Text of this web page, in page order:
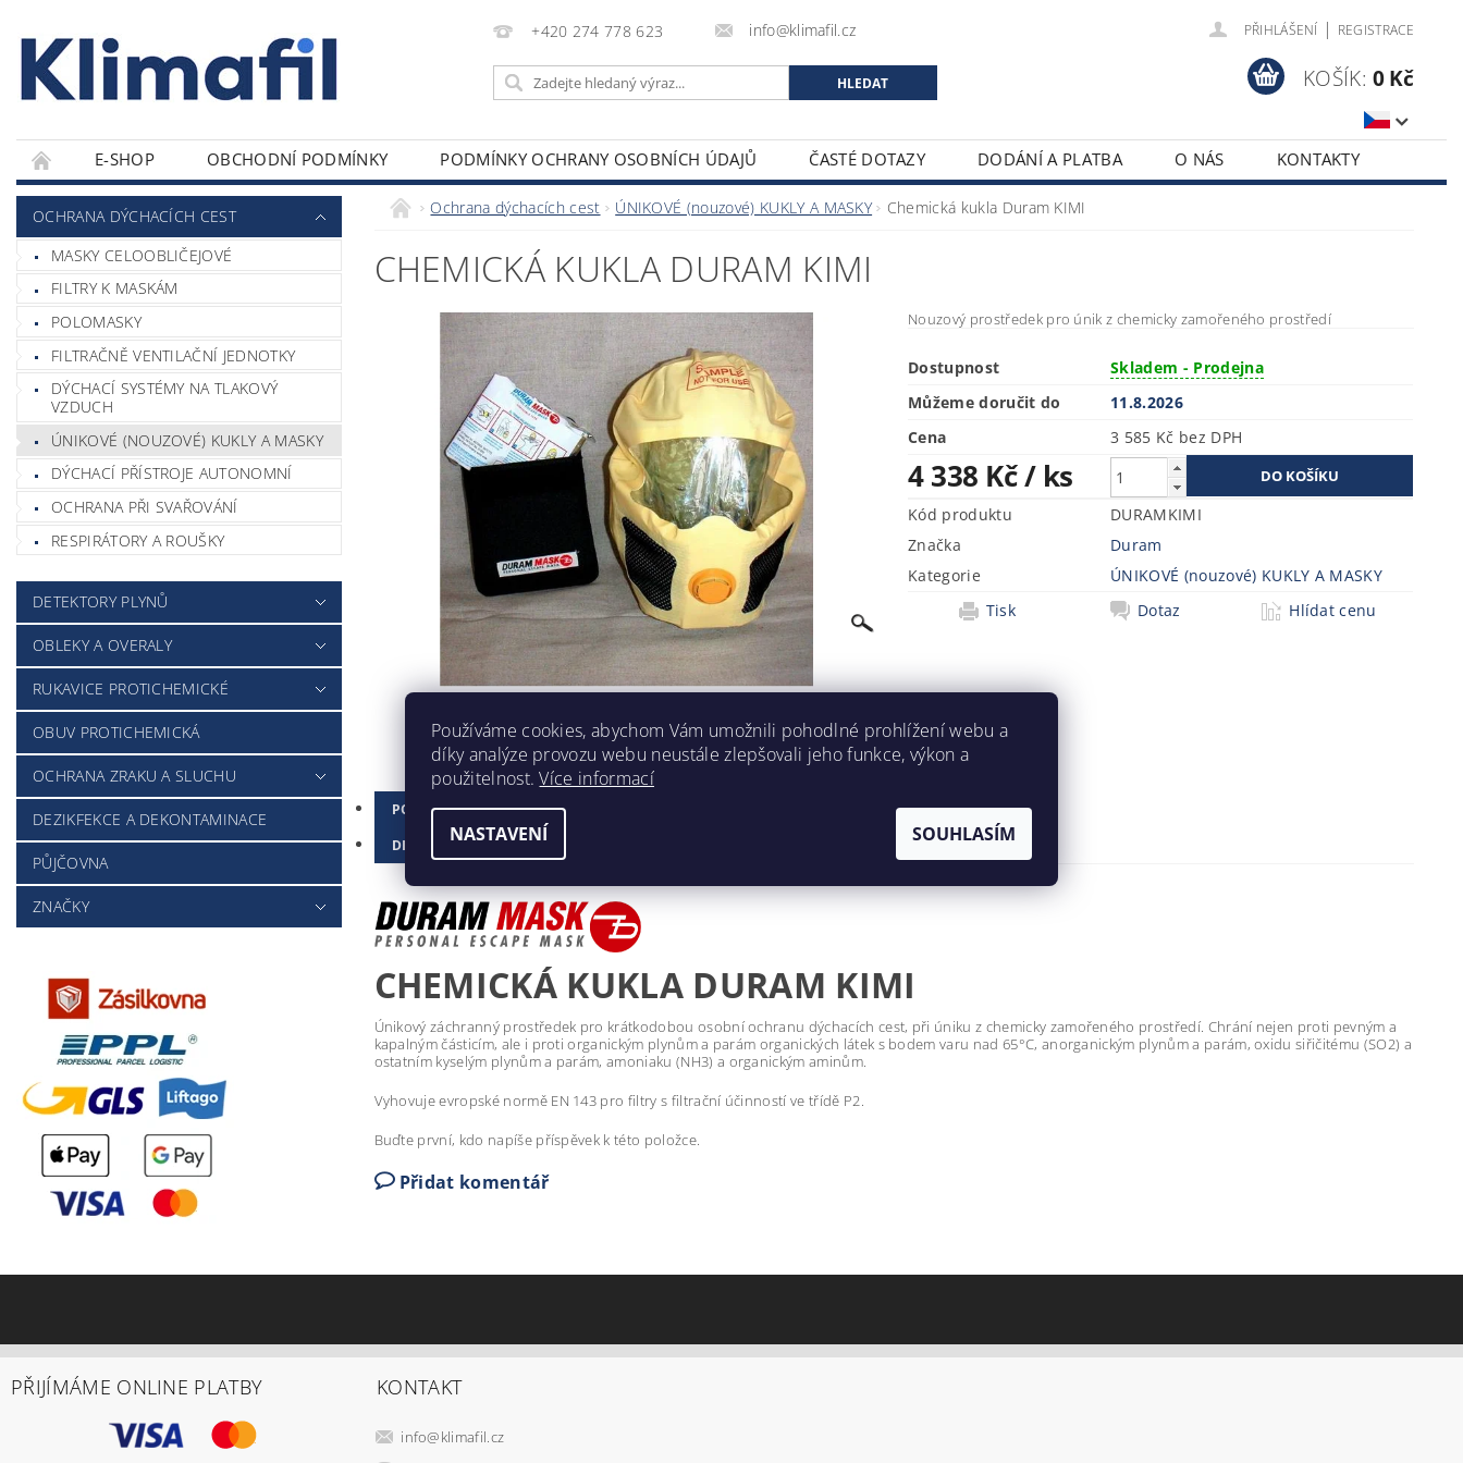
+420 274 778 623 info@klimafil.cz PŘIHLÁŠENÍ | REGISTRACE
KOŠÍK: 0 Kč
E-SHOP OBCHODNÍ PODMÍNKY PODMÍNKY OCHRANY OSOBNÍCH ÚDAJŮ ČASTÉ DOTAZY DODÁNÍ A PLATBA O NÁS KONTAKTY
OCHRANA DÝCHACÍCH CEST
MASKY CELOOBLIČEJOVÉ
FILTRY K MASKÁM
POLOMASKY
FILTRAČNĚ VENTILAČNÍ JEDNOTKY
DÝCHACÍ SYSTÉMY NA TLAKOVÝ
VZDUCH
ÚNIKOVÉ (NOUZOVÉ) KUKLY A MASKY
DÝCHACÍ PŘÍSTROJE AUTONOMNÍ
OCHRANA PŘI SVAŘOVÁNÍ
RESPIRÁTORY A ROUŠKY
DETEKTORY PLYNŮ
OBLEKY A OVERALY
RUKAVICE PROTICHEMICKÉ
OBUV PROTICHEMICKÁ
OCHRANA ZRAKU A SLUCHU
DEZIKFEKCE A DEKONTAMINACE
PŮJČOVNA
ZNAČKY
Ochrana dýchacích cest ÚNIKOVÉ (nouzové) KUKLY A MASKY Chemická kukla Duram KIMI
CHEMICKÁ KUKLA DURAM KIMI
Nouzový prostředek pro únik z chemicky zamořeného prostředí
Dostupnost
Skladem - Prodejna
Můžeme doručit do
11.8.2026
Cena
3 585 Kč bez DPH
4 338 Kč/ ks
Kód produktu
DURAMKIMI
Značka
Duram
Kategorie
ÚNIKOVÉ (nouzové) KUKLY A MASKY
Tisk
Dotaz Hlídat cenu
POPIS
DISKUZE
CHEMICKÁ KUKLA DURAM KIMI
Únikový záchranný prostředek pro krátkodobou osobní ochranu dýchacích cest, při úniku z chemicky zamořeného prostředí. Chrání nejen proti pevným a
kapalným částicím, ale i proti organickým plynům a parám organických látek s bodem varu nad 65°C, anorganickým plynům a parám, oxidu siřičitému (SO2) a
ostatním kyselým plynům a parám, amoniaku (NH3) a organickým aminům.
Vyhovuje evropské normě EN 143 pro filtry s filtrační účinností ve třídě P2.
Buďte první, kdo napíše příspěvek k této položce.
Přidat komentář
PŘIJÍMÁME ONLINE PLATBY KONTAKT
info@klimafil.cz
Používáme cookies, abychom Vám umožnili pohodlné prohlížení webu a
díky analýze provozu webu neustále zlepšovali jeho funkce, výkon a
použitelnost.Více informací
NASTAVENÍ SOUHLASÍM